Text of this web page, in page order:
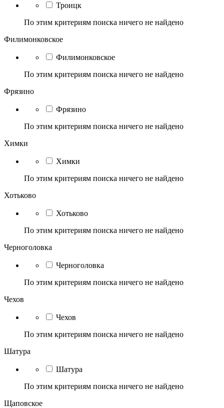
Троицк
По этим критериям поиска ничего не найдено
Филимонковское
Филимонковское
По этим критериям поиска ничего не найдено
Фрязино
Фрязино
По этим критериям поиска ничего не найдено
Химки
Химки
По этим критериям поиска ничего не найдено
Хотьково
Хотьково
По этим критериям поиска ничего не найдено
Черноголовка
Черноголовка
По этим критериям поиска ничего не найдено
Чехов
Чехов
По этим критериям поиска ничего не найдено
Шатура
Шатура
По этим критериям поиска ничего не найдено
Щаповское